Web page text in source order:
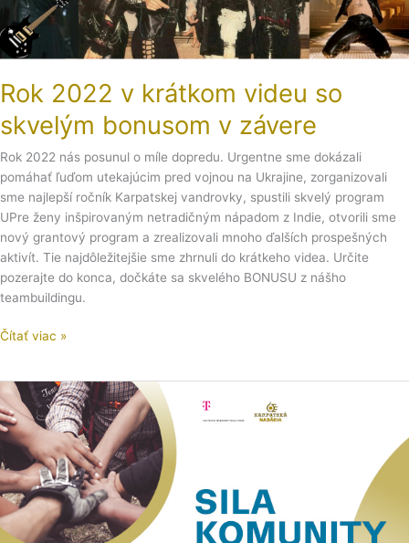
Rok 2022 v krátkom videu so
skvelým bonusom v závere
Rok 2022 nás posunul o míle dopredu. Urgentne sme dokázali
pomáhať ľuďom utekajúcim pred vojnou na Ukrajine, zorganizovali
sme najlepší ročník Karpatskej vandrovky, spustili skvelý program
UPre ženy inšpirovaným netradičným nápadom z Indie, otvorili sme
nový grantový program a zrealizovali mnoho ďalších prospešných
aktivít. Tie najdôležitejšie sme zhrnuli do krátkeho videa. Určite
pozerajte do konca, dočkáte sa skvelého BONUSU z nášho
teambuildingu.
Čítať viac »
Cez
grantový
program
Sila
komunity
podporíme
týchto
6